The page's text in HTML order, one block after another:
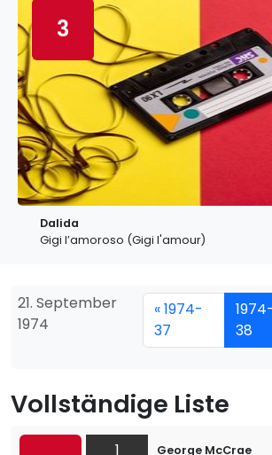
3
Dalida
Gigi l’amoroso (Gigi l'amour)
21. September
1974
« 1974-
37
1974-
38
Vollständige Liste
1 George McCrae